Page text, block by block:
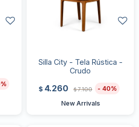
Silla City - Tela Rústica -
Crudo
$ 4.260 $7.100
40
New Arrivals